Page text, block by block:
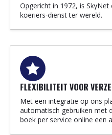
Opgericht in 1972, is
koeriers-dienst ter wereld.
FLEXIBILITEIT VOOR
Met een integratie op ons
automatisch gebruiken met
boek per service online een